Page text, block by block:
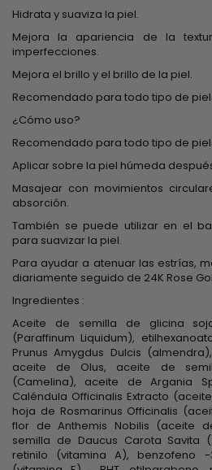
Hidrata y suaviza la piel.
Mejora la apariencia de la
imperfecciones.
Mejora el brillo y el brillo de la piel.
Recomendado para todo tipo de
¿Cómo uso?
Recomendado para todo tipo de
Aplicar sobre la piel húmeda
Masajear con movimientos
absorción.
También se puede utilizar en el
para suavizar la piel.
Para ayudar a atenuar las estrías,
diariamente seguido de 24K Rose
Ingredientes :
Aceite de semilla de glicina
(Paraffinum Liquidum),
Prunus Amygdus Dulcis
aceite de Olus, aceite de
(Camelina), aceite de Argania
Caléndula Officinalis Extracto
hoja de Rosmarinus Officinalis
flor de Anthemis Nobilis (aceite
semilla de Daucus Carota Savita
retinilo (vitamina A), benzofeno